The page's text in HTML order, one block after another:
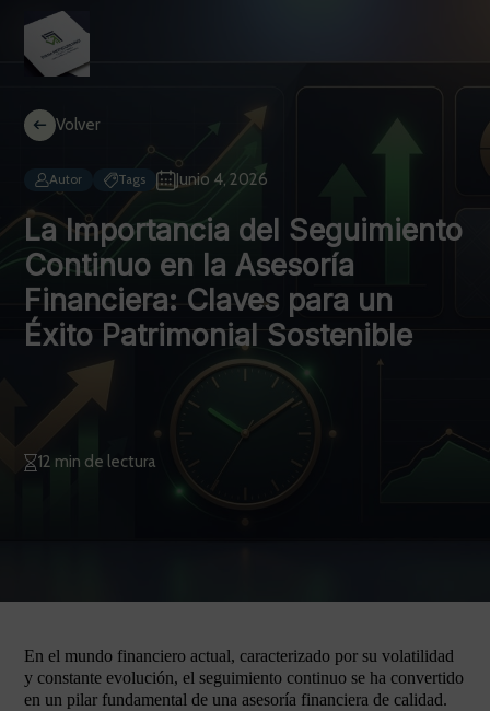
Volver
Autor Tags Junio 4, 2026
La Importancia del Seguimiento
Continuo en la Asesoría
Financiera: Claves para un
Éxito Patrimonial Sostenible
12 min de lectura
En el mundo financiero actual, caracterizado por su volatilidad
y constante evolución, el seguimiento continuo se ha convertido
en un pilar fundamental de una asesoría financiera de calidad.